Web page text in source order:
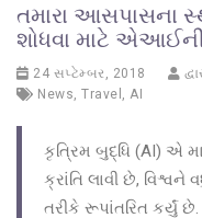
તમારા આસપાસના
શોધવા માટે
24 સપ્ટેમ્બર, 2018
News Travel AI
કૃત્રિમ બુદ્ધિ (AI) એ
ક્રાંતિ લાવી છે,
તરીકે રૂપાંતરિત કર્યું